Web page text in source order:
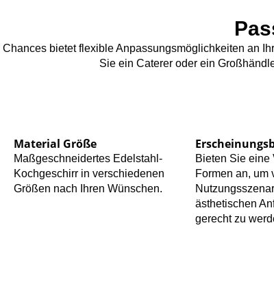
Chances bietet flexible Anpassungsmöglichkeiten an
Sie ein Caterer oder ein
Material Größe
Maßgeschneidertes Edelstahl-
Kochgeschirr in verschiedenen
Größen nach Ihren Wünschen.
Bieten Sie eine
Formen an, um
ästhetischen
gerecht zu